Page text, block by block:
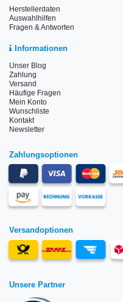
Herstellerdaten
Auswahlhilfen
Fragen & Antworten
Informationen
Unser Blog
Zahlung
Versand
Häufige Fragen
Mein Konto
Wunschliste
Kontakt
Newsletter
Zahlungsoptionen
Versandoptionen
Unsere Partner